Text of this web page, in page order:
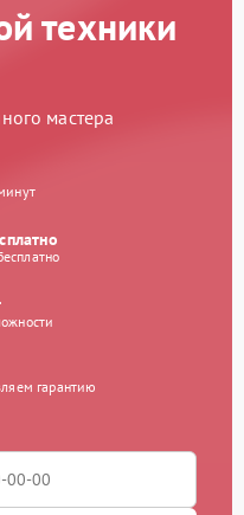
техники
мастера
гарантию